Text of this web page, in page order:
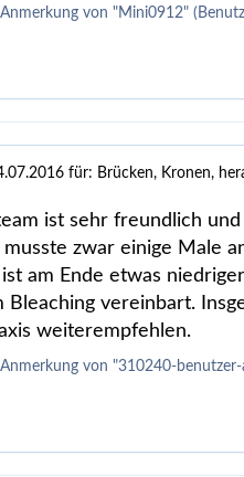
von "Mini0912"
für: Brücken, Kronen,
ist sehr freundlich
musste zwar einige Male
ist am Ende etwas
Bleaching vereinbart.
weiterempfehlen.
von "310240-